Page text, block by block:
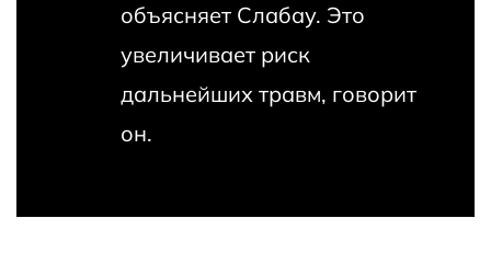
объясняет Слабау. Это
увеличивает риск
дальнейших травм, говорит
он.